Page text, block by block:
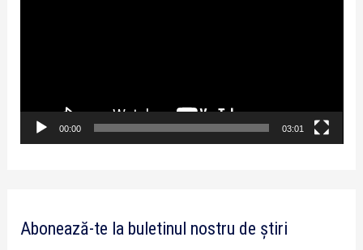
o
00:00 03:01
Abonează-te la buletinul nostru de știri